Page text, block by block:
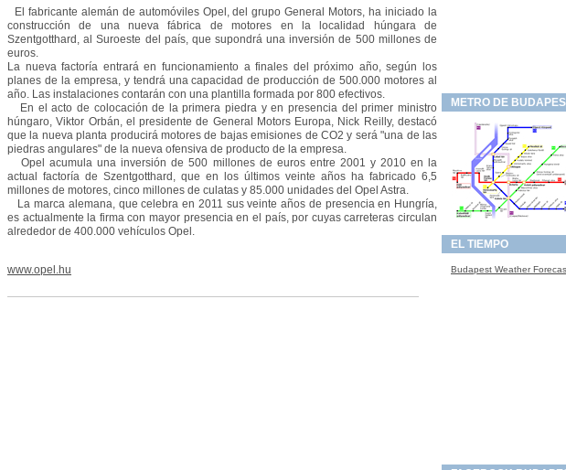
El fabricante alemán de automóviles Opel, del grupo General Motors, ha iniciado la
construcción de una nueva fábrica de motores en la localidad húngara de
Szentgotthard, al Suroeste del país, que supondrá una inversión de 500 millones de
euros.
La nueva factoría entrará en funcionamiento a finales del próximo año, según los
planes de la empresa, y tendrá una capacidad de producción de 500.000 motores al
año. Las instalaciones contarán con una plantilla formada por 800 efectivos.
En el acto de colocación de la primera piedra y en presencia del primer ministro
húngaro, Viktor Orbán, el presidente de General Motors Europa, Nick Reilly, destacó
que la nueva planta producirá motores de bajas emisiones de CO2 y será "una de las
piedras angulares" de la nueva ofensiva de producto de la empresa.
Opel acumula una inversión de 500 millones de euros entre 2001 y 2010 en la
actual factoría de Szentgotthard, que en los últimos veinte años ha fabricado 6,5
millones de motores, cinco millones de culatas y 85.000 unidades del Opel Astra.
La marca alemana, que celebra en 2011 sus veinte años de presencia en Hungría,
es actualmente la firma con mayor presencia en el país, por cuyas carreteras circulan
alrededor de 400.000 vehículos Opel.
www.opel.hu
METRO DE
EL TIEMPO
Budapest Weather